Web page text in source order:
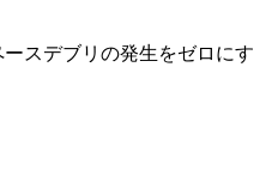
スデブリの発生をゼロにす